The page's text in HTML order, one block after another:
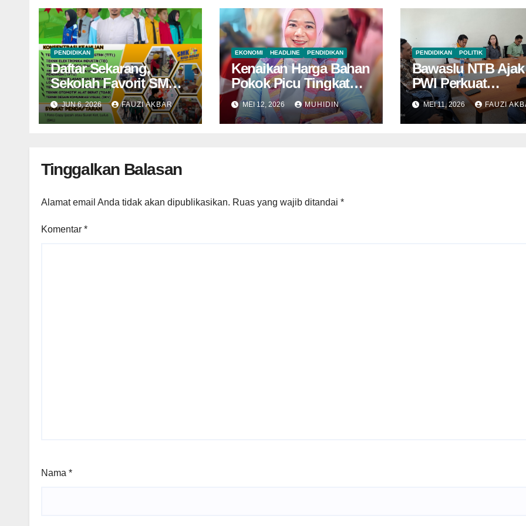
PENDIDIKAN
Daftar Sekarang,
Sekolah Favorit SMKN
2 Dompu Dibuka
Hingga Akhir Juni
JUN 6, 2026 FAUZI AKBAR
EKONOMI HEADLINE PENDIDIKAN
Kenaikan Harga Bahan
Pokok Picu Tingkat
Stres IRT Hingga
KDRT
MEI 12, 2026 MUHIDIN
PENDIDIKAN POLITIK
Bawaslu NTB Ajak
PWI Perkuat
Pendidikan Politik
MEI 11, 2026 FAUZI
Tinggalkan Balasan
Alamat email Anda tidak akan dipublikasikan. Ruas yang wajib ditandai *
Komentar *
Nama *